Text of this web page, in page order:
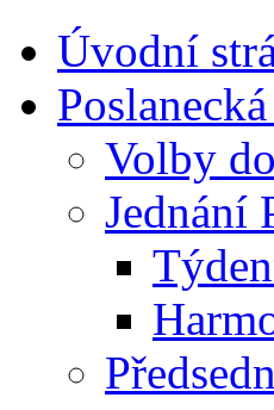
Úvodní
Volby
Jednání